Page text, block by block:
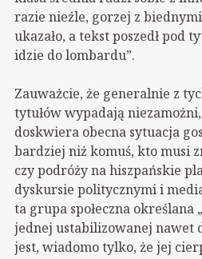
razie nieźle, gorzej z
ukazało, a tekst poszedł pod
idzie do lombardu”.
Zauważcie, że generalnie z
tytułów wypadają
doskwiera obecna sytuacja
bardziej niż komuś, kto musi
czy podróży na hiszpańskie
dyskursie politycznymi i
ta grupa społeczna określana
jednej ustabilizowanej nawet
jest, wiadomo tylko, że jej